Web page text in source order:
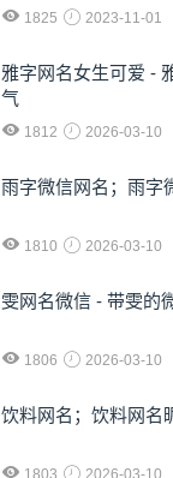
1825 2023-11-01
雅字网名女生可爱 -
气
1812 2026-03-10
雨字微信网名；雨字
1810 2026-03-10
雯网名微信 - 带雯的
1806 2026-03-10
饮料网名；饮料网名
1803 2026-03-10